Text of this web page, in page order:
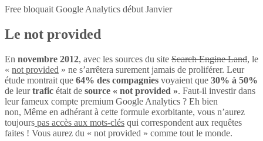
Free bloquait Google Analytics début Janvier
Le not provided
En novembre 2012, avec les sources du site Search Engine Land, le
« not provided » ne s’arrêtera surement jamais de proliférer. Leur
étude montrait que 64% des compagnies voyaient que 30% à 50%
de leurtrafic était de source « not provided ». Faut-il investir dans
leur fameux compte premium Google Analytics ? Eh bien
non, Même en adhérant à cette formule exorbitante, vous n’aurez
toujours pas accès aux mots-clés qui correspondent aux requêtes
faites ! Vous aurez du « not provided » comme tout le monde.